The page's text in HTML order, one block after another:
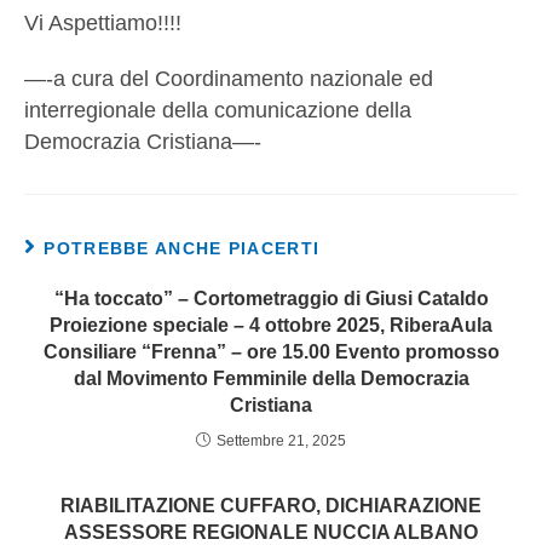
Vi Aspettiamo!!!!
—-a cura del Coordinamento nazionale ed
interregionale della comunicazione della
Democrazia Cristiana—-
POTREBBE ANCHE PIACERTI
“Ha toccato” – Cortometraggio di Giusi Cataldo
Proiezione speciale – 4 ottobre 2025, RiberaAula
Consiliare “Frenna” – ore 15.00 Evento promosso
dal Movimento Femminile della Democrazia
Cristiana
Settembre 21, 2025
RIABILITAZIONE CUFFARO, DICHIARAZIONE
ASSESSORE REGIONALE NUCCIA ALBANO